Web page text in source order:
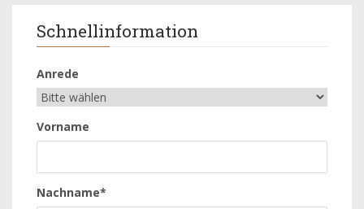
Schnellinformation
Anrede
Vorname
Nachname*